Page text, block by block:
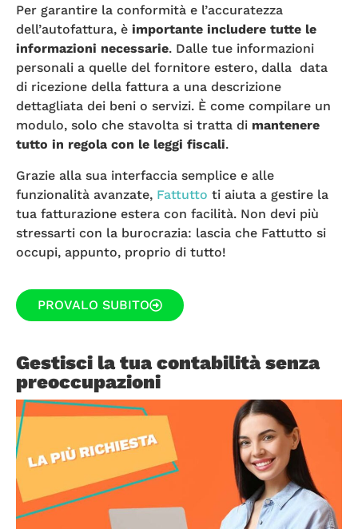
Per garantire la conformità e l’accuratezza
dell’autofattura, è importante includere tutte le
informazioni necessarie. Dalle tue informazioni
personali a quelle del fornitore estero, dalla data
di ricezione della fattura a una descrizione
dettagliata dei beni o servizi. È come compilare un
modulo, solo che stavolta si tratta di mantenere
tutto in regola con le leggi fiscali.
Grazie alla sua interfaccia semplice e alle
funzionalità avanzate, Fattutto ti aiuta a gestire la
tua fatturazione estera con facilità. Non devi più
stressarti con la burocrazia: lascia che Fattutto si
occupi, appunto, proprio di tutto!
PROVALO SUBITO
Gestisci la tua contabilità senza
preoccupazioni